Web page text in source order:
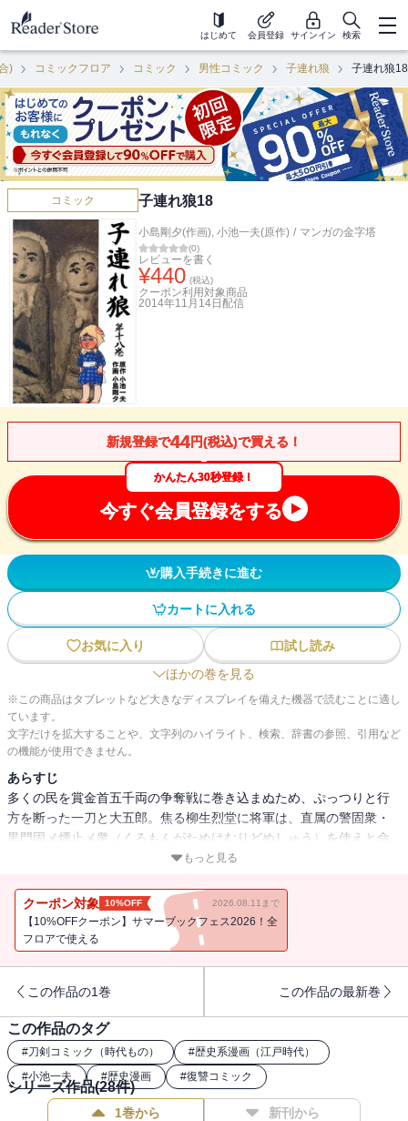
はじめて 会員登録 サインイン 検索
) コミックフロア コミック 男性コミック 子連れ狼 子連れ狼18
コミック 子連れ狼18
小島剛夕(作画), 小池一夫(原作) / マンガの金字塔
(0)
レビューを書く
¥440 (税込)
クーポン利用対象商品
2014年11月14日 配信
新規登録で44円(税込)で買える！
かんたん30秒登録！
今すぐ会員登録をする
購入手続きに進む
カートに入れる
お気に入り
試し読み
ほかの巻を見る
※この商品はタブレットなど大きなディスプレイを備えた機器で読むことに適し
ています。
文字だけを拡大することや、文字列のハイライト、検索、辞書の参照、引用など
の機能が使用できません。
あらすじ
多くの民を賞金首五千両の争奪戦に巻き込まぬため、ぷっつりと行
方を断った一刀と大五郎。焦る柳生烈堂に将軍は、直属の警固衆・
黒門固メ煙止メ衆（くろもんがためけむりどめしゅう）を使えと命
じる。身分は足軽なれど、手練の技には凄まじいものがあった！
もっと見る
クーポン対象 10%OFF 2026.08.11まで
【10%OFFクーポン】サマーブックフェス2026！全
フロアで使える
この作品の1巻 この作品の最新巻
この作品のタグ
#刀剣コミック（時代もの） #歴史系漫画（江戸時代）
#小池一夫 #歴史漫画 #復讐コミック
シリーズ作品(28件)
1巻から 新刊から